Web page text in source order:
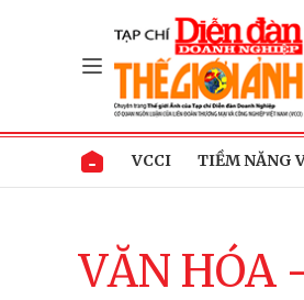
VCCI TIỀM NĂNG
VĂN HÓA